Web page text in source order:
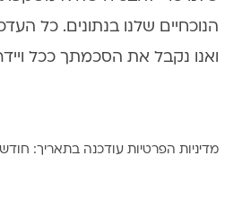
הנוכחיים שלנו בנתונים. כל
ואנו נקבל את הסכמתך ככל
מדיניות הפרטיות עודכנה בתאריך: חודש